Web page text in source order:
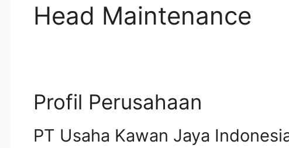
Head Maintenance
Profil Perusahaan
PT Usaha Kawan Jaya